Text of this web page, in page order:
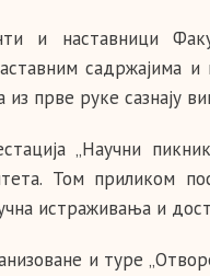
и наставници
садржајима
прве руке сазнају
„Научни
Том приликом
истраживања и
и туре